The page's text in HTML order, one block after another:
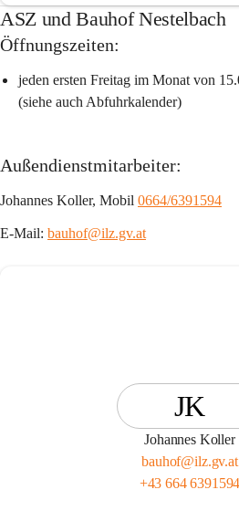
ASZ und Bauhof Nestelbach
Öffnungszeiten:
jeden ersten Freitag im Monat von
(siehe auch Abfuhrkalender)
Außendienstmitarbeiter:
Johannes Koller, Mobil 0664/6391594
E-Mail: bauhof@ilz.gv.at
JK
Johannes Koller
bauhof@ilz.gv.at
+43 664 6391594